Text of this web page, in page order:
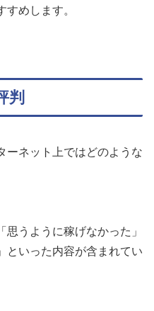
めします。
判
ーネット上ではどのような
うように稼げなかった」
といった内容が含まれてい